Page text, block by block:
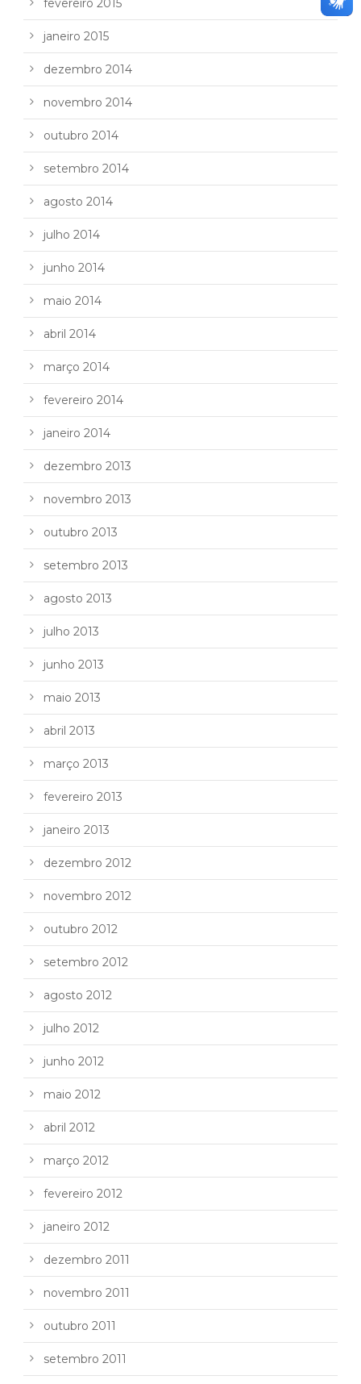
fevereiro 2015
janeiro 2015
dezembro 2014
novembro 2014
outubro 2014
setembro 2014
agosto 2014
julho 2014
junho 2014
maio 2014
abril 2014
março 2014
fevereiro 2014
janeiro 2014
dezembro 2013
novembro 2013
outubro 2013
setembro 2013
agosto 2013
julho 2013
junho 2013
maio 2013
abril 2013
março 2013
fevereiro 2013
janeiro 2013
dezembro 2012
novembro 2012
outubro 2012
setembro 2012
agosto 2012
julho 2012
junho 2012
maio 2012
abril 2012
março 2012
fevereiro 2012
janeiro 2012
dezembro 2011
novembro 2011
outubro 2011
setembro 2011